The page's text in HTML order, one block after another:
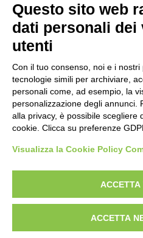
Cavi guaina LSZH
Cavi guaina HDPE
4-12 Fibers Central Tube Indoor Type
4-24 Fibers Central Tube Outdoor
4-24 Fibers Central Tube Outdoor
ALTRE SOLUZIONI IN FIBRA
Bretella fibra ottica OM1
Connettore ottico in ceramica
Box ottico
Cassetto ottico
SOLUZIONI RAME CAT. 5E
Patch panel 5e
Cavo ethernet 5e
Jack rj45 5e
Patch cord 5e
SOLUZIONI RAME CAT. 6-6A
Patch panel 6
Cavo ethernet 6
Jack rj45 6
Patch cord 6
Patch panel 6a
FONIA
Cavi telefonici da esterno
Cavi telefonici da interno
ARMADI RACK E APPARATI
Armadio rack a muro
Switch industriale PoE
Fast ethernet media converter
Questo sito web
dati personali dei
utenti
Con il tuo consenso, noi e i
tecnologie simili per archiviare,
personali come, ad esempio, la
personalizzazione degli annunci.
alla privacy, è possibile scegliere
cookie. Clicca su preferenze
Visualizza la Cookie Policy
ACCETTA